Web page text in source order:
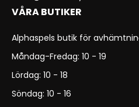
VÅRA BUTIKER
Alphaspels butik för
Måndag-Fredag: 10 - 19
Lördag: 10 - 18
Söndag: 10 - 16